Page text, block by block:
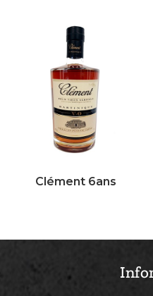
Clément 6ans